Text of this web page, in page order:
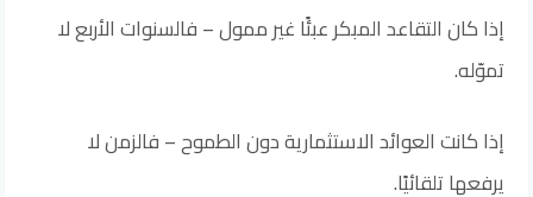
إذا كان التقاعد المبكر عبئًا غير ممول – فالسنوات الأربع لا
تموّله.
إذا كانت العوائد الاستثمارية دون الطموح – فالزمن لا
يرفعها تلقائيًا.